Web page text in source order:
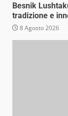
Besnik
tradizione e
8 Agosto 2026